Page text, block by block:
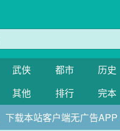
武侠 都市 历史
其他 排行 完本
下载本站客户端无广告APP